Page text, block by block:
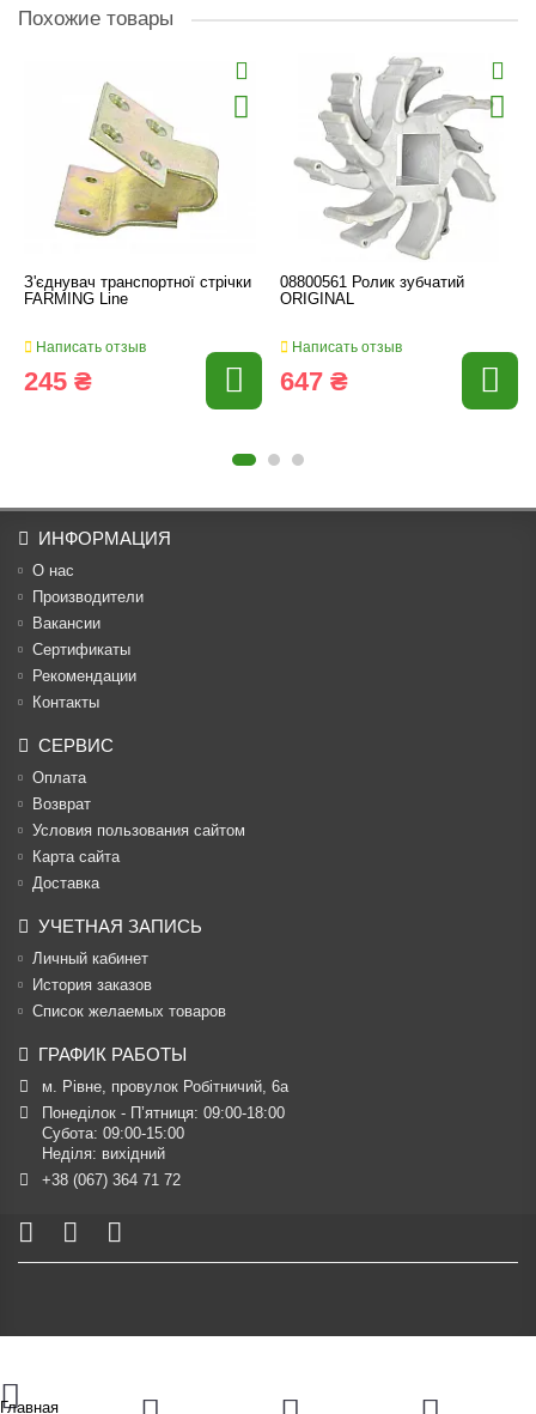
Похожие товары
З'єднувач транспортної стрічки
FARMING Line
Написать отзыв
245 ₴
08800561 Ролик зубчатий
ORIGINAL
Написать отзыв
647 ₴
ИНФОРМАЦИЯ
О нас
Производители
Вакансии
Cертификаты
Рекомендации
Контакты
СЕРВИС
Оплата
Возврат
Условия пользования сайтом
Карта сайта
Доставка
УЧЕТНАЯ ЗАПИСЬ
Личный кабинет
История заказов
Список желаемых товаров
ГРАФИК РАБОТЫ
м. Рівне, провулок Робітничий, 6а
Понеділок - П’ятниця: 09:00-18:00
Субота: 09:00-15:00
Неділя: вихідний
+38 (067) 364 71 72
Главная